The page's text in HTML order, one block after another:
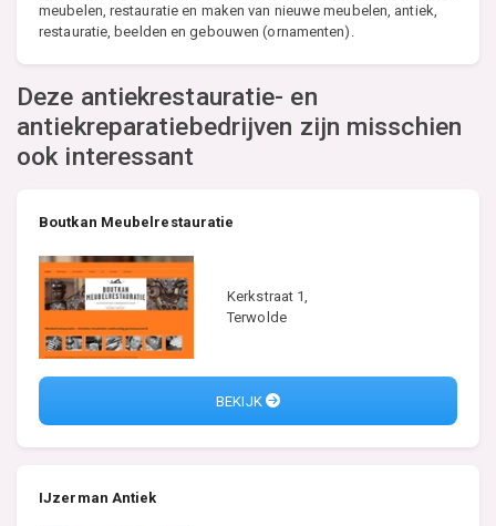
meubelen, restauratie en maken van nieuwe meubelen, antiek,
restauratie, beelden en gebouwen (ornamenten).
Deze antiekrestauratie- en
antiekreparatiebedrijven zijn misschien
ook interessant
Boutkan Meubelrestauratie
Kerkstraat 1,
Terwolde
BEKIJK
IJzerman Antiek